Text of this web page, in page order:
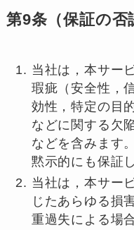
第9条（保証の否
当社は，本サー
瑕疵（安全性，
効性，特定の目
などに関する欠
などを含みます
黙示的にも保証
当社は，本サー
じたあらゆる損
重過失による場